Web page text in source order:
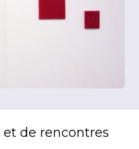
de rencontres